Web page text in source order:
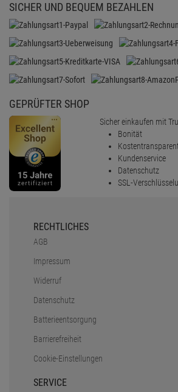
SICHER UND BEQUEM BEZAHLEN
GEPRÜFTER SHOP
Sicher einkaufen mit
Bonität
Kundenservice
Datenschutz
SSL-
RECHTLICHES
AGB
Impressum
Widerruf
Datenschutz
Batterieentsorgung
Barrierefreiheit
Cookie-Einstellungen
SERVICE